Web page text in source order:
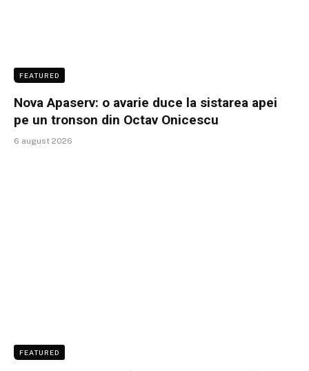
FEATURED
Nova Apaserv: o avarie duce la sistarea apei
pe un tronson din Octav Onicescu
6 august 2026
FEATURED